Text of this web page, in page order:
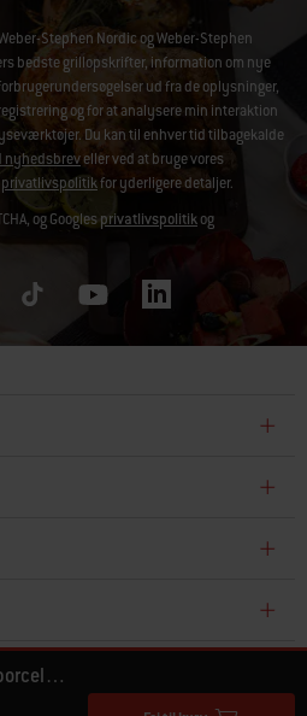
WEBER CRAFTED-grillriste i porcelænsemaljeret støbejern
Stephen Nordic og Weber-Stephen
bedste grillopskrifter, information om nye
ud fra de oplysninger,
og for at analysere min interaktion
Du kan til enhver tid tilbagekalde
nyhedsbreveller ved at bruge vores
privatlivspolitikfor yderligere detaljer.
og Googlesprivatlivspolitikog